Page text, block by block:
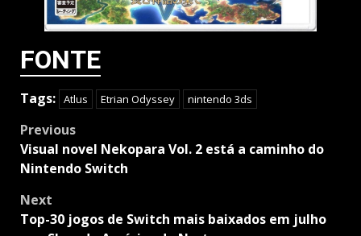
FONTE
Tags: Atlus Etrian Odyssey nintendo 3ds
Post
navigation
Previous
Visual novel Nekopara Vol. 2 está a caminho do
Nintendo Switch
Next
Top-30 jogos de Switch mais baixados em julho